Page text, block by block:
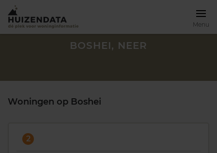
Menu
BOSHEI, NEER
Woningen op Boshei
2